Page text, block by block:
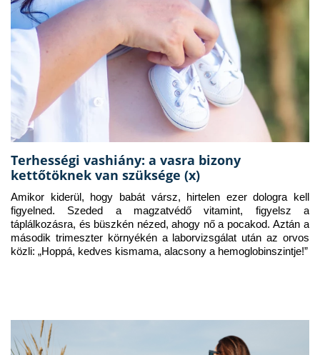
Terhességi vashiány: a vasra bizony
kettőtöknek van szüksége (x)
Amikor kiderül, hogy babát vársz, hirtelen ezer dologra kell
figyelned. Szeded a magzatvédő vitamint, figyelsz a
táplálkozásra, és büszkén nézed, ahogy nő a pocakod. Aztán a
második trimeszter környékén a laborvizsgálat után az orvos
közli: „Hoppá, kedves kismama, alacsony a hemoglobinszintje!”